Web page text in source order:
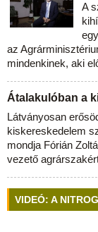
A
az
mindenkinek, aki
Átalakulóban a
Látványosan
kiskereskedelem
mondja Fórián
vezető
VIDEÓ: A